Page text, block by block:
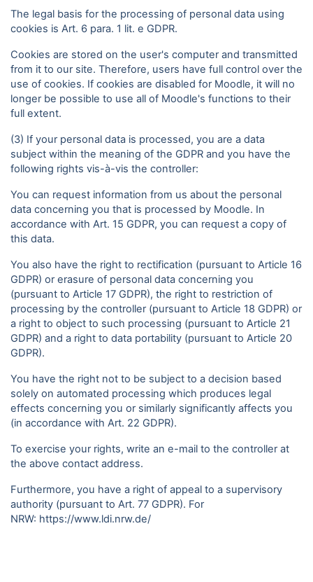
The legal basis for the processing of personal data using
cookies is Art. 6 para. 1 lit. e GDPR.
Cookies are stored on the user's computer and transmitted
from it to our site. Therefore, users have full control over the
use of cookies. If cookies are disabled for Moodle, it will no
longer be possible to use all of Moodle's functions to their
full extent.
(3) If your personal data is processed, you are a data
subject within the meaning of the GDPR and you have the
following rights vis-à-vis the controller:
You can request information from us about the personal
data concerning you that is processed by Moodle. In
accordance with Art. 15 GDPR, you can request a copy of
this data.
You also have the right to rectification (pursuant to Article 16
GDPR) or erasure of personal data concerning you
(pursuant to Article 17 GDPR), the right to restriction of
processing by the controller (pursuant to Article 18 GDPR) or
a right to object to such processing (pursuant to Article 21
GDPR) and a right to data portability (pursuant to Article 20
GDPR).
You have the right not to be subject to a decision based
solely on automated processing which produces legal
effects concerning you or similarly significantly affects you
(in accordance with Art. 22 GDPR).
To exercise your rights, write an e-mail to the controller at
the above contact address.
Furthermore, you have a right of appeal to a supervisory
authority (pursuant to Art. 77 GDPR). For
NRW: https://www.ldi.nrw.de/